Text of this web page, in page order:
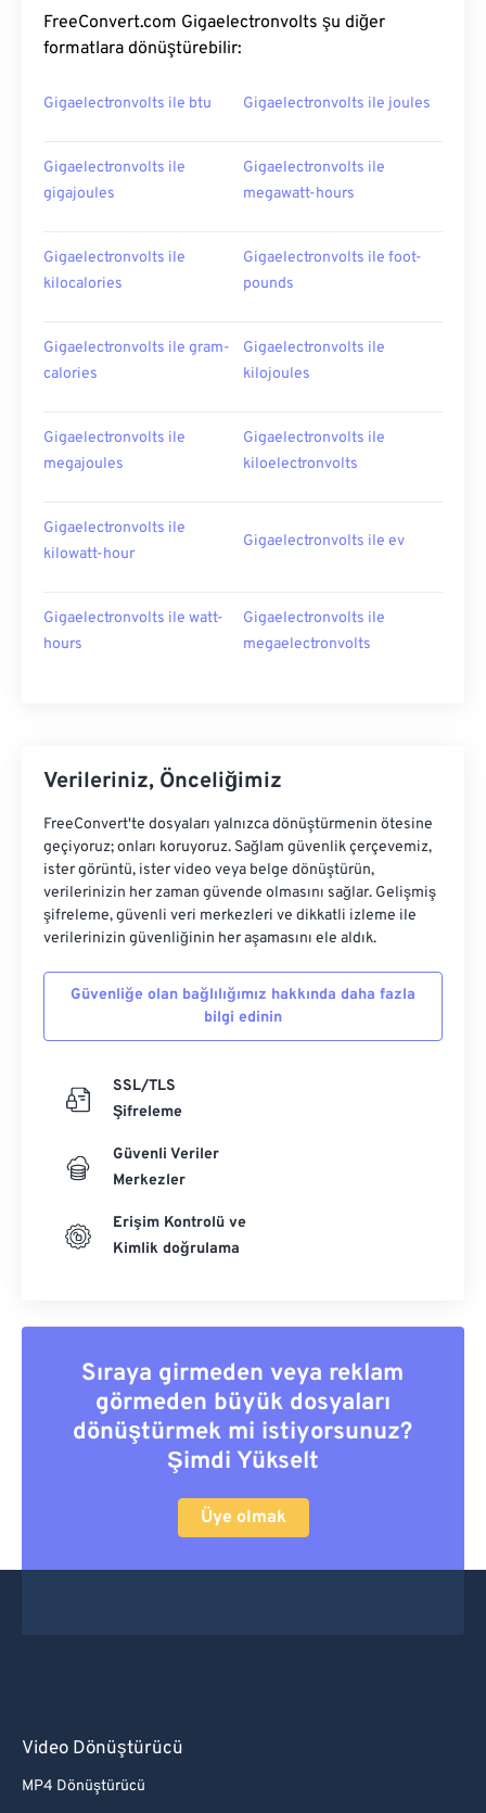
FreeConvert.com Gigaelectronvolts şu diğer
formatlara dönüştürebilir:
Gigaelectronvolts ile btu Gigaelectronvolts ile joules
Gigaelectronvolts ile
gigajoules
Gigaelectronvolts ile
megawatt-hours
Gigaelectronvolts ile
kilocalories
Gigaelectronvolts ile foot-
pounds
Gigaelectronvolts ile gram-
calories
Gigaelectronvolts ile
kilojoules
Gigaelectronvolts ile
megajoules
Gigaelectronvolts ile
kiloelectronvolts
Gigaelectronvolts ile
kilowatt-hour
Gigaelectronvolts ile ev
Gigaelectronvolts ile watt-
hours
Gigaelectronvolts ile
megaelectronvolts
Verileriniz, Önceliğimiz
FreeConvert'te dosyaları yalnızca dönüştürmenin ötesine
geçiyoruz; onları koruyoruz. Sağlam güvenlik çerçevemiz,
ister görüntü, ister video veya belge dönüştürün,
verilerinizin her zaman güvende olmasını sağlar. Gelişmiş
şifreleme, güvenli veri merkezleri ve dikkatli izleme ile
verilerinizin güvenliğinin her aşamasını ele aldık.
Güvenliğe olan bağlılığımız hakkında daha fazla
bilgi edinin
SSL/TLS
Şifreleme
Güvenli Veriler
Merkezler
Erişim Kontrolü ve
Kimlik doğrulama
Sıraya girmeden veya reklam
görmeden büyük dosyaları
dönüştürmek mi istiyorsunuz?
Şimdi Yükselt
Üye olmak
Video Dönüştürücü
MP4 Dönüştürücü